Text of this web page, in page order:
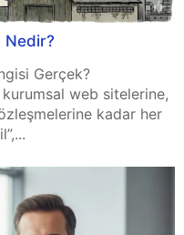
Nedir?
Gerçek?
web sitelerine,
kadar her